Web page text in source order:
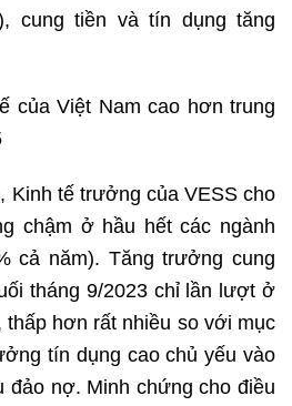
cung tiền và tín dụng tăng
Kinh tế trưởng của VESS cho
chậm ở hầu hết các ngành
cả năm). Tăng trưởng cung
tháng 9/2023 chỉ lần lượt ở
thấp hơn rất nhiều so với mục
tín dụng cao chủ yếu vào
đảo nợ. Minh chứng cho điều